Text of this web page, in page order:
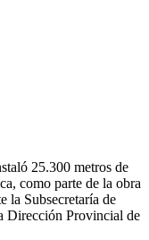
25.300 metros de
como parte de la obra
la Subsecretaría de
Dirección Provincial de